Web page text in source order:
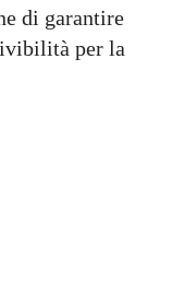
di garantire
per la